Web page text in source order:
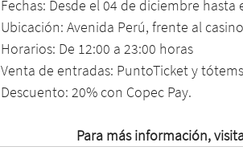
Fechas: Desde el 04 de diciembre hasta
Ubicación: Avenida Perú, frente al
Horarios: De 12:00 a 23:00 horas
Venta de entradas: PuntoTicket y
Descuento: 20% con Copec Pay.
Para más información,